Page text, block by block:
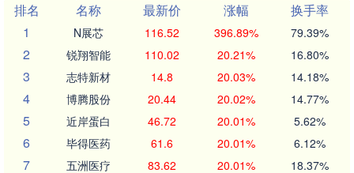
排名
名称 最新价 涨幅
换手率
1
N展芯 116.52 396.89% 79.39%
2 锐翔智能 110.02 20.21% 16.80%
3 志特新材 14.8 20.03% 14.18%
4 博腾股份 20.44 20.02% 14.77%
5 近岸蛋白 46.72 20.01% 5.62%
6 毕得医药 61.6 20.01% 6.12%
7 五洲医疗 83.62 20.01% 18.37%